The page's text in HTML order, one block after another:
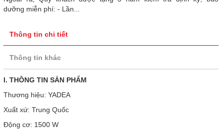
dưỡng miễn phí: - Lần...
Thông tin chi tiết
Thông tin khác
I. THÔNG TIN SẢN PHẨM
Thương hiệu: YADEA
Xuất xứ: Trung Quốc
Động cơ: 1500 W